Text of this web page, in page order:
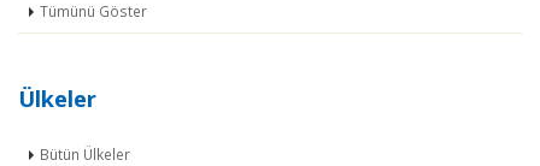
Tümünü Göster
Ülkeler
Bütün Ülkeler